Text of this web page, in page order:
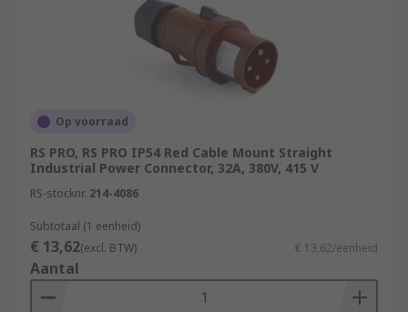
Op voorraad
RS PRO, RS PRO IP54 Red Cable Mount Straight
Industrial Power Connector, 32A, 380V, 415 V
RS-stocknr. 214-4086
Subtotaal (1 eenheid)
€ 13,62(excl. BTW) € 13,62/eenheid
Aantal